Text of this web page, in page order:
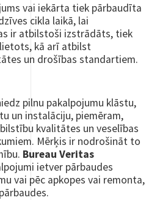
vai iekārta tiek pārbaudīta
cikla laikā, lai
ir atbilstoši izstrādāts, tiek
kā arī atbilst
un drošības standartiem.
pilnu pakalpojumu klāstu,
un instalāciju, piemēram,
kvalitātes un veselības
Mērķis ir nodrošināt to
Bureau Veritas
ietver pārbaudes
vai pēc apkopes vai remonta,